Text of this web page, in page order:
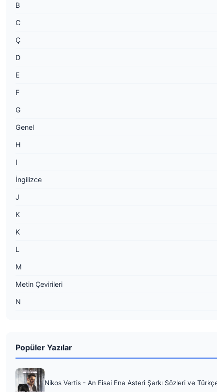
B
C
Ç
D
E
F
G
Genel
H
I
İngilizce
J
K
K
L
M
Metin Çevirileri
N
Popüler Yazılar
Nikos Vertis - An Eisai Ena Asteri Şarkı Sözleri ve